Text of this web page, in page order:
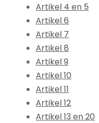
Artikel 4 en 5
Artikel 6
Artikel 7
Artikel 8
Artikel 9
Artikel 10
Artikel 11
Artikel 12
Artikel 13 en 20